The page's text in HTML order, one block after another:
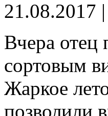
21.08.2017
Вчера отец
сортовым
Жаркое
позволили